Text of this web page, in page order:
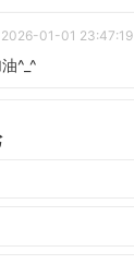
2026-01-01 23:47:19
^_^